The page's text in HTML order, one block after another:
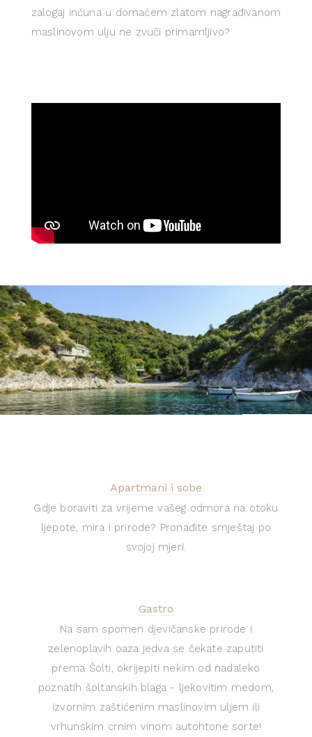
zalogaj inćuna u domaćem zlatom nagrađivanom
maslinovom ulju ne zvuči primamljivo?
Apartmani i sobe
Gdje boraviti za vrijeme vašeg odmora na otoku
ljepote, mira i prirode? Pronađite smještaj po
svojoj mjeri.
Gastro
Na sam spomen djevičanske prirode i
zelenoplavih oaza jedva se čekate zaputiti
prema Šolti, okrijepiti nekim od nadaleko
poznatih šoltanskih blaga - ljekovitim medom,
izvornim zaštićenim maslinovim uljem ili
vrhunskim crnim vinom autohtone sorte!